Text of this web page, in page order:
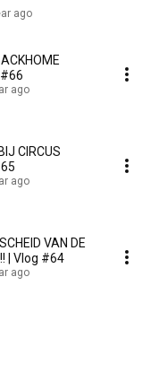
ago
#66
ago
CIRCUS
ago
VAN DE
| Vlog #64
ago